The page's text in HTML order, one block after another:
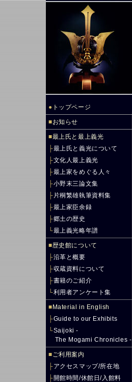
● トップページ
■お知らせ
■最上氏と最上義光
├最上氏と義光について
├文化人最上義光
├最上家をめぐる人々
├小野末三論文集
├ 片桐繁雄執筆資料集
├最上家臣余録
├郷土の歴史
└最上義光略年譜
■歴史館について
├沿革と概要
├収蔵資料について
├書籍のご紹介
└利用者アンケート集
■ Material in English
├Guide to our Exhibits
└Saijoki -
The Mogami Chronicles -
■ご利用案内
├アクセスマップ/所在地
├開館時間/休館日/入館料